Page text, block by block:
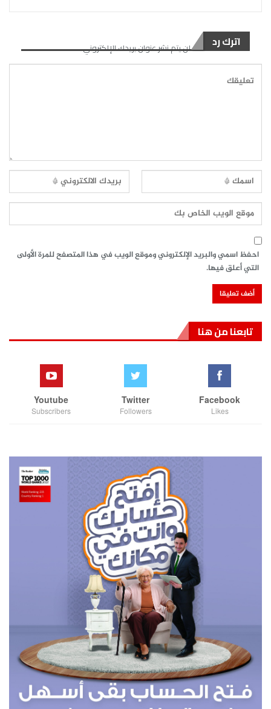
اترك رد لن يتم نشر عنوان بريدك الإلكتروني.
احفظ اسمي والبريد الإلكتروني وموقع الويب في هذا المتصفح للمرة الأولى
التي أعلق فيها.
تابعنا من هنا
Facebook
Likes
Twitter
Followers
Youtube
Subscribers